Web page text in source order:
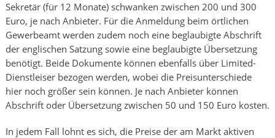
Sekretär (für 12 Monate) schwanken zwischen 200 und 300
Euro, je nach Anbieter. Für die Anmeldung beim örtlichen
Gewerbeamt werden zudem noch eine beglaubigte Abschrift
der englischen Satzung sowie eine beglaubigte Übersetzung
benötigt. Beide Dokumente können ebenfalls über Limited-
Dienstleiser bezogen werden, wobei die Preisunterschiede
hier noch größer sein können. Je nach Anbieter können
Abschrift oder Übersetzung zwischen 50 und 150 Euro kosten.
In jedem Fall lohnt es sich, die Preise der am Markt aktiven